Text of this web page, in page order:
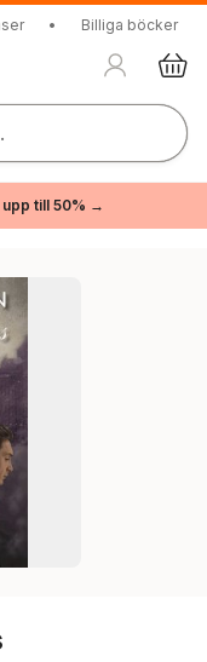
• Billiga böcker
upp till 50% →